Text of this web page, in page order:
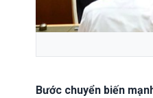
Bước chuyển biến